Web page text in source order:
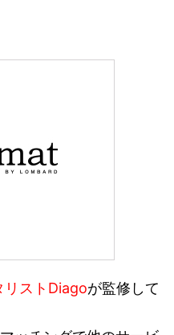
リストDiagoが監修して